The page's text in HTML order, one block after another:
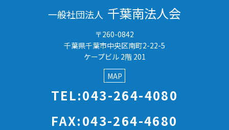
一般社団法人 千葉南法人会
〒260-0842
千葉県千葉市中央区南町2-22-5
ケープビル 2階 201
MAP
TEL:043-264-4080
FAX:043-264-4680